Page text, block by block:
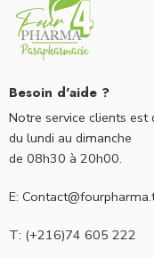
Besoin d'aide ?
Notre service clients est
du lundi au dimanche
de 08h30 à 20h00.
E:
T: (+216)74 605 222